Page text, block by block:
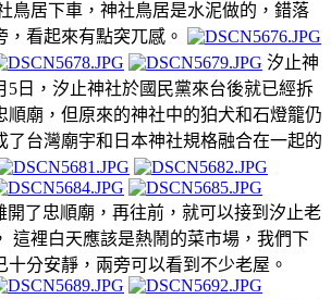
鳥居下車，神社鳥居是水泥做的，錯落
看起來有點突兀感。
汐止神
5日，汐止神社於國民黨來台後就已經拆
順廟，但原來的神社中的狛犬和石燈籠仍
了台灣廟宇和日本神社規格融合在一起的
開了忠順廟，再往前，就可以接到汐止老
這裡白天應該是熱鬧的菜市場，我們下
十分安靜，兩旁可以看到不少老屋。